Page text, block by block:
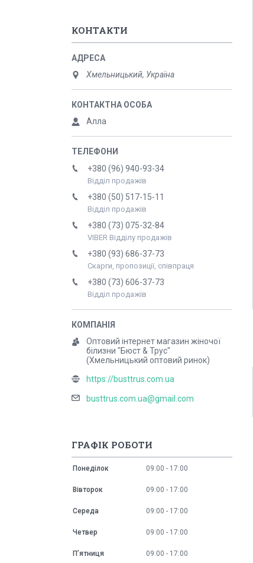
КОНТАКТИ
Хмельницький, Україна
Алла
+380 (96) 940-93-34
Відділ продажів
+380 (50) 517-15-11
Відділ продажів
+380 (73) 075-32-84
VIBER Відділу продажів
+380 (93) 686-37-73
Скарги, пропозиції, співпраця
+380 (73) 606-37-73
Відділ продажів
Оптовий інтернет магазин жіночої
білизни "Бюст & Трус"
(Хмельницький оптовий ринок)
https://busttrus.com.ua
busttrus.com.ua@gmail.com
ГРАФІК РОБОТИ
Понеділок 09:00 17:00
Вівторок 09:00 17:00
Середа 09:00 17:00
Четвер 09:00 17:00
Пʼятниця 09:00 17:00